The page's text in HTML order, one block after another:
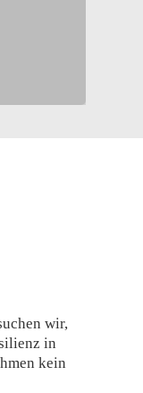
wir,
in
kein